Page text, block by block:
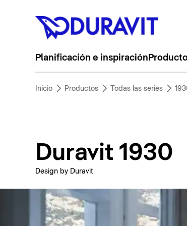
Planificación e inspiración
Inicio Productos Todas las series
Duravit 1930
Design by Duravit